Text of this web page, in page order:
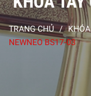
TRANG CHỦ /
NEWNEO BS17-03